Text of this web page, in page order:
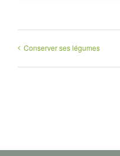
Conserver ses légumes